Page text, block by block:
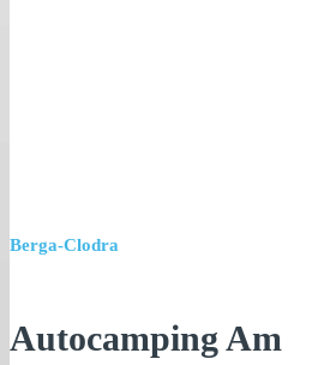
Berga-Clodra
Autocamping Am